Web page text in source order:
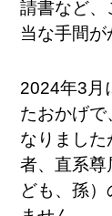
請書など、
当な手間が
2024年3月
たおかげで
なりまし
者、直系尊
ども、孫